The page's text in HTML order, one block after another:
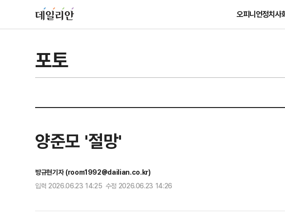
오피니언정치사
포토
양준모 '절망'
방규현기자 (room1992@dailian.co.kr)
입력 2026.06.23 14:25 수정 2026.06.23 14:26